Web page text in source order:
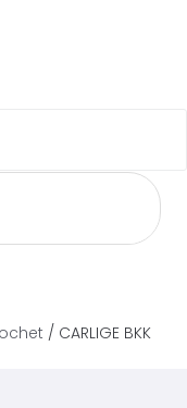
/ CARLIGE BKK